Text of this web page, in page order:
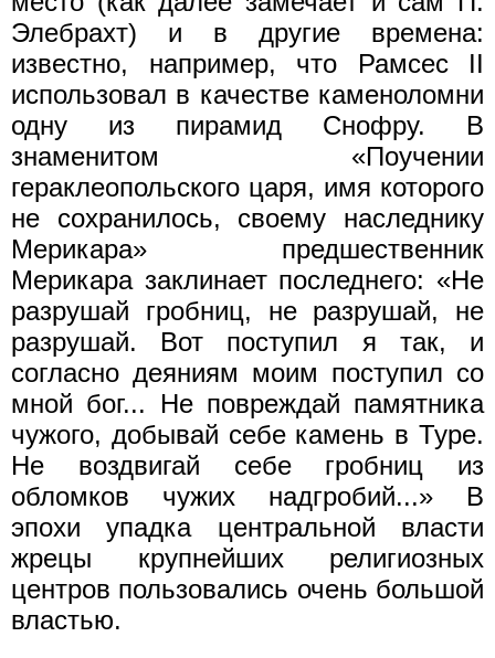
Элебрахт) и в другие времена:
известно, например, что Рамсес II
использовал в качестве каменоломни
одну из пирамид Снофру. В
знаменитом «Поучении
гераклеопольского царя, имя которого
не сохранилось, своему наследнику
Мерикара» предшественник
Мерикара заклинает последнего: «Не
разрушай гробниц, не разрушай, не
разрушай. Вот поступил я так, и
согласно деяниям моим поступил со
мной бог... Не повреждай памятника
чужого, добывай себе камень в Туре.
Не воздвигай себе гробниц из
обломков чужих надгробий...» В
эпохи упадка центральной власти
жрецы крупнейших религиозных
центров пользовались очень большой
властью.